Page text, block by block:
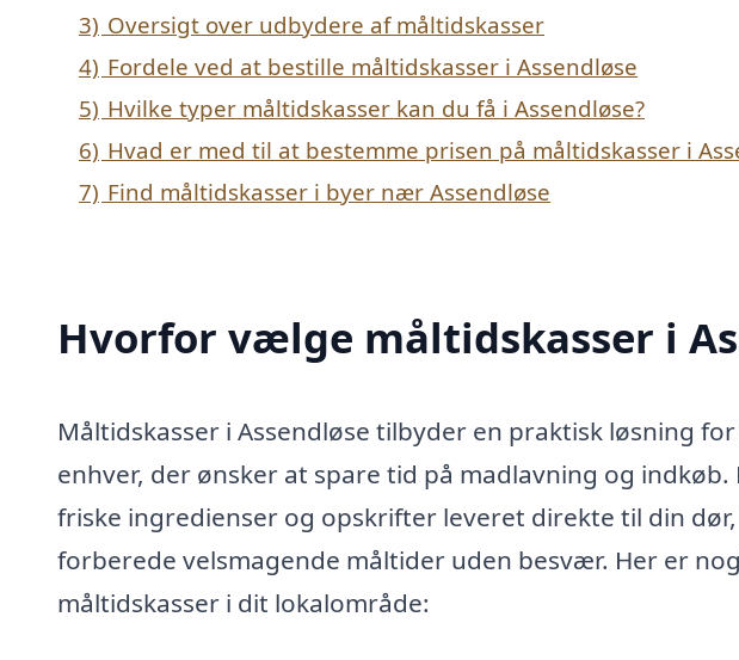
3) Oversigt over udbydere af måltidskasser
4) Fordele ved at bestille måltidskasser i Assendløse
5) Hvilke typer måltidskasser kan du få i Assendløse?
6) Hvad er med til at bestemme prisen på måltidskasser i
7) Find måltidskasser i byer nær Assendløse
Hvorfor vælge måltidskasser i
Måltidskasser i Assendløse tilbyder en praktisk løsning
enhver, der ønsker at spare tid på madlavning og indkøb.
friske ingredienser og opskrifter leveret direkte til din
forberede velsmagende måltider uden besvær. Her er
måltidskasser i dit lokalområde: